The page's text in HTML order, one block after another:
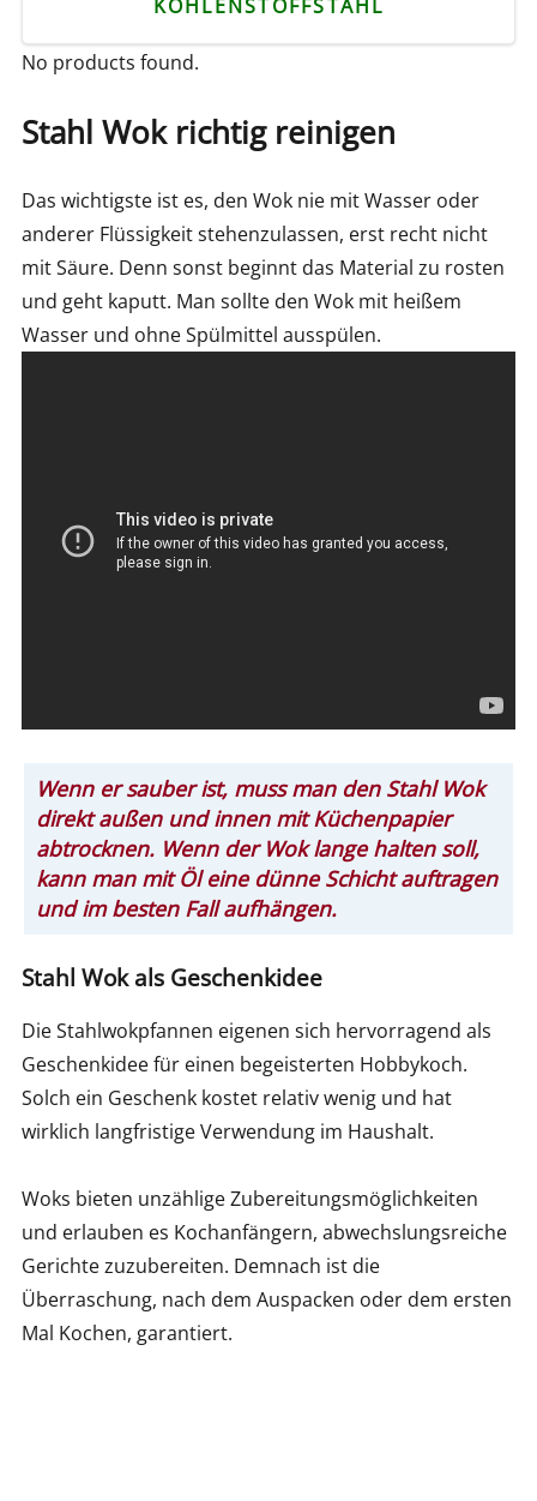
KOHLENSTOFFSTAHL
No products found.
Stahl Wok richtig reinigen
Das wichtigste ist es, den Wok nie mit Wasser oder
anderer Flüssigkeit stehenzulassen, erst recht nicht
mit Säure. Denn sonst beginnt das Material zu rosten
und geht kaputt. Man sollte den Wok mit heißem
Wasser und ohne Spülmittel ausspülen.
Wenn er sauber ist, muss man den Stahl Wok
direkt außen und innen mit Küchenpapier
abtrocknen. Wenn der Wok lange halten soll,
kann man mit Öl eine dünne Schicht auftragen
und im besten Fall aufhängen.
Stahl Wok als Geschenkidee
Die Stahlwokpfannen eigenen sich hervorragend als
Geschenkidee für einen begeisterten Hobbykoch.
Solch ein Geschenk kostet relativ wenig und hat
wirklich langfristige Verwendung im Haushalt.
Woks bieten unzählige Zubereitungsmöglichkeiten
und erlauben es Kochanfängern, abwechslungsreiche
Gerichte zuzubereiten. Demnach ist die
Überraschung, nach dem Auspacken oder dem ersten
Mal Kochen, garantiert.